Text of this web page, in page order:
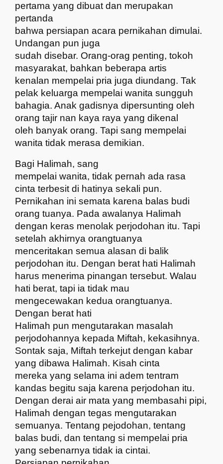
pertama yang dibuat dan merupakan
pertanda
bahwa persiapan acara pernikahan dimulai.
Undangan pun juga
sudah disebar. Orang-orag penting, tokoh
masyarakat, bahkan beberapa artis
kenalan mempelai pria juga diundang. Tak
pelak keluarga mempelai wanita sungguh
bahagia. Anak gadisnya dipersunting oleh
orang tajir nan kaya raya yang dikenal
oleh banyak orang. Tapi sang mempelai
wanita tidak merasa demikian.
Bagi Halimah, sang
mempelai wanita, tidak pernah ada rasa
cinta terbesit di hatinya sekali pun.
Pernikahan ini semata karena balas budi
orang tuanya. Pada awalanya Halimah
dengan keras menolak perjodohan itu. Tapi
setelah akhirnya orangtuanya
menceritakan semua alasan di balik
perjodohan itu. Dengan berat hati Halimah
harus menerima pinangan tersebut. Walau
hati berat, tapi ia tidak mau
mengecewakan kedua orangtuanya.
Dengan berat hati
Halimah pun mengutarakan masalah
perjodohannya kepada Miftah, kekasihnya.
Sontak saja, Miftah terkejut dengan kabar
yang dibawa Halimah. Kisah cinta
mereka yang selama ini adem tentram
kandas begitu saja karena perjodohan itu.
Dengan derai air mata yang membasahi pipi,
Halimah dengan tegas mengutarakan
semuanya. Tentang pejodohan, tentang
balas budi, dan tentang si mempelai pria
yang sebenarnya tidak ia cintai.